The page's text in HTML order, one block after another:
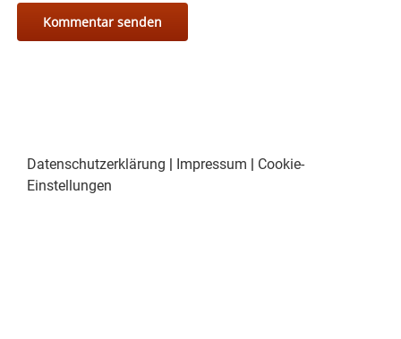
Datenschutzerklärung Impressum
Cookie-
Einstellungen